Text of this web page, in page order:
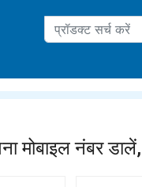
मोबाइल नंबर